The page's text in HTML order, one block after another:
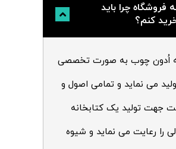
فروشگاه چرا باید
کنم؟
اُدون چوب به صورت تخصصی
می نماید و تمامی اصول و
جهت تولید یک کتابخانه
را رعایت می نماید و شیوه